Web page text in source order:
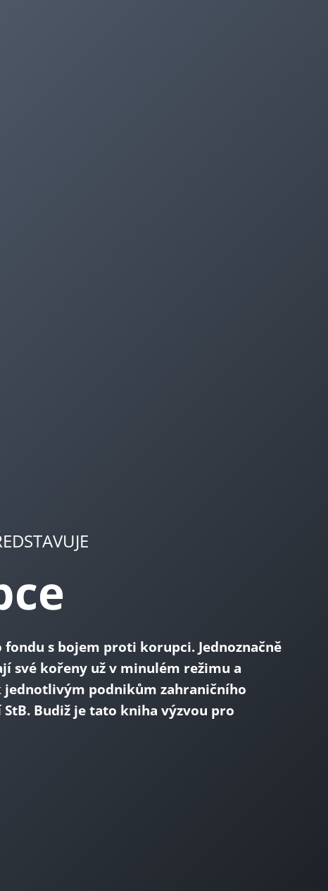
s bojem proti korupci. Jednoznačně
své kořeny už v minulém režimu a
jednotlivým podnikům zahraničního
Budiž je tato kniha výzvou pro